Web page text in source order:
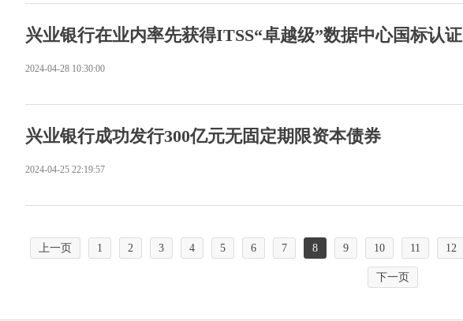
兴业银行在业内率先获得ITSS“卓越级”数据中心国标认证
2024-04-28 10:30:00
兴业银行成功发行300亿元无固定期限资本债券
2024-04-25 22:19:57
上一页 1 2 3 4 5 6 7 8 9 10 11 12
下一页